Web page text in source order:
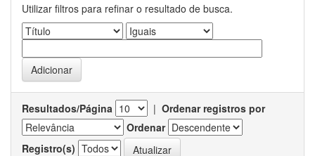
Utilizar filtros para refinar o resultado de busca.
Resultados/Página | Ordenar registros por
Ordenar
Registro(s)